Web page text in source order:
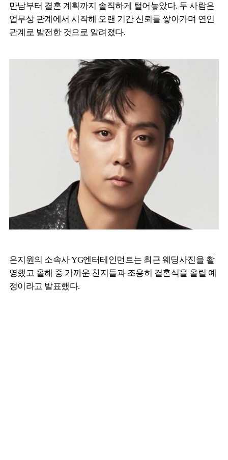
만남부터 결혼 계획까지 솔직하게 털어놓았다. 두 사람은
업무상 관계에서 시작해 오랜 기간 신뢰를 쌓아가며 연인
관계로 발전한 것으로 알려졌다.
은지원의 소속사 YG엔터테인먼트는 최근 웨딩사진을 촬
영했고 올해 중 가까운 친지들과 조용히 결혼식을 올릴 예
정이라고 발표했다.